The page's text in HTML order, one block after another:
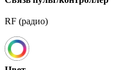
RF (радио)